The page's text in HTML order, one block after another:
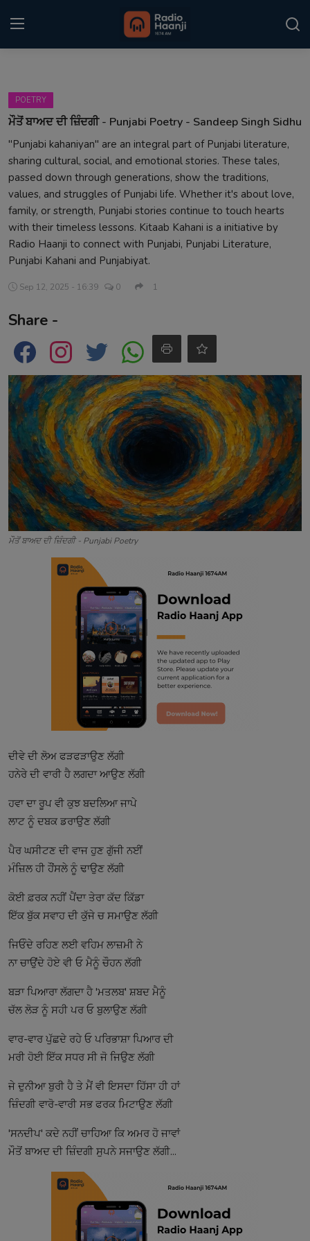
Home
Punjabi Podcast
Kitaab Kahani
Gallery
Sponsors
Matrimonial
Contact
POETRY
ਮੌਤੋਂ ਬਾਅਦ ਦੀ ਜ਼ਿੰਦਗੀ - Punjabi Poetry - Sandeep Singh Sidhu
"Punjabi kahaniyan" are an integral part of Punjabi literature,
sharing cultural, social, and emotional stories. These tales,
passed down through generations, show the traditions,
values, and struggles of Punjabi life. Whether it's about love,
family, or strength, Punjabi stories continue to touch hearts
with their timeless lessons. Kitaab Kahani is a initiative by
Radio Haanji to connect with Punjabi, Punjabi Literature,
Punjabi Kahani and Punjabiyat.
Sep 12, 2025 - 16:39 0 1
Share -
ਮੌਤੋਂ ਬਾਅਦ ਦੀ ਜ਼ਿੰਦਗੀ - Punjabi Poetry
ਦੀਵੇ ਦੀ ਲੋਅ ਫੜਫੜਾਉਣ ਲੱਗੀ
ਹਨੇਰੇ ਦੀ ਵਾਰੀ ਹੈ ਲਗਦਾ ਆਉਣ ਲੱਗੀ
ਹਵਾ ਦਾ ਰੂਪ ਵੀ ਕੁਝ ਬਦਲਿਆ ਜਾਪੇ
ਲਾਟ ਨੂੰ ਦਬਕ ਡਰਾਉਣ ਲੱਗੀ
ਪੈਰ ਘਸੀਟਣ ਦੀ ਵਾਜ ਹੁਣ ਗੁੱਜੀ ਨਈਂ
ਮੰਜ਼ਿਲ ਹੀ ਹੌਂਸਲੇ ਨੂੰ ਢਾਉਣ ਲੱਗੀ
ਕੋਈ ਫ਼ਰਕ ਨਹੀਂ ਪੈਂਦਾ ਤੇਰਾ ਕੱਦ ਕਿੱਡਾ
ਇੱਕ ਬੁੱਕ ਸਵਾਹ ਦੀ ਕੁੱਜੇ ਚ ਸਮਾਉਣ ਲੱਗੀ
ਜਿਓੰਦੇ ਰਹਿਣ ਲਈ ਵਹਿਮ ਲਾਜ਼ਮੀ ਨੇ
ਨਾ ਚਾਉਂਦੇ ਹੋਏ ਵੀ ਓ ਮੈਨੂੰ ਚੌਹਨ ਲੱਗੀ
ਬੜਾ ਪਿਆਰਾ ਲੱਗਦਾ ਹੈ 'ਮਤਲਬ' ਸ਼ਬਦ ਮੈਨੂੰ
ਚੱਲ ਲੋੜ ਨੂੰ ਸਹੀ ਪਰ ਓ ਬੁਲਾਉਣ ਲੱਗੀ
ਵਾਰ-ਵਾਰ ਪੁੱਛਦੇ ਰਹੇ ਓ ਪਰਿਭਾਸ਼ਾ ਪਿਆਰ ਦੀ
ਮਰੀ ਹੋਈ ਇੱਕ ਸਧਰ ਸੀ ਜੋ ਜਿਉਣ ਲੱਗੀ
ਜੇ ਦੁਨੀਆ ਬੁਰੀ ਹੈ ਤੇ ਮੈਂ ਵੀ ਇਸਦਾ ਹਿੱਸਾ ਹੀ ਹਾਂ
ਜ਼ਿੰਦਗੀ ਵਾਰੋ-ਵਾਰੀ ਸਭ ਫਰਕ ਮਿਟਾਉਣ ਲੱਗੀ
'ਸਨਦੀਪ' ਕਦੇ ਨਹੀਂ ਚਾਹਿਆ ਕਿ ਅਮਰ ਹੋ ਜਾਵਾਂ
ਮੌਤੋਂ ਬਾਅਦ ਦੀ ਜ਼ਿੰਦਗੀ ਸੁਪਨੇ ਸਜਾਉਣ ਲੱਗੀ...